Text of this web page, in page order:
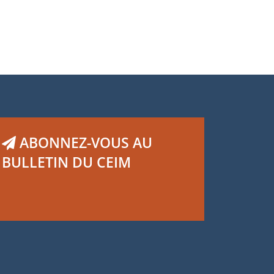
ABONNEZ-VOUS AU
BULLETIN DU CEIM